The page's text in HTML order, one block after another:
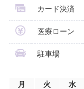
カード決済
医療ローン
駐車場
月 火 水